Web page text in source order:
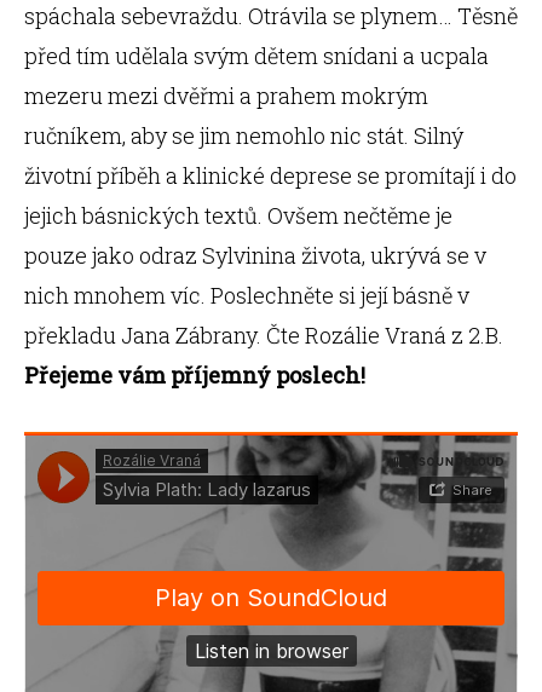
spáchala sebevraždu. Otrávila se plynem… Těsně
před tím udělala svým dětem snídani a ucpala
mezeru mezi dvěřmi a prahem mokrým
ručníkem, aby se jim nemohlo nic stát. Silný
životní příběh a klinické deprese se promítají i do
jejich básnických textů. Ovšem nečtěme je
pouze jako odraz Sylvinina života, ukrývá se v
nich mnohem víc. Poslechněte si její básně v
překladu Jana Zábrany. Čte Rozálie Vraná z 2.B.
Přejeme vám příjemný poslech!